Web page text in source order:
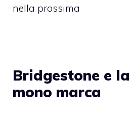
nella prossima
Bridgestone e
mono marca